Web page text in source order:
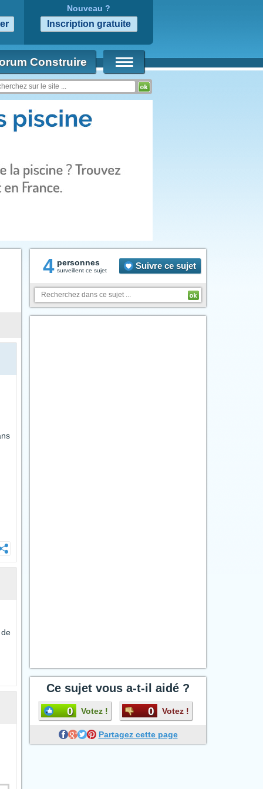
Nouveau ?
Construire
4 personnes
surveillent ce sujet Suivre ce sujet
Ce sujet vous a-t-il aidé ?
0 Votez ! 0 Votez !
Partagez cette page